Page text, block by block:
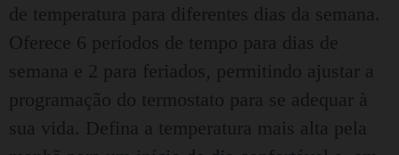
de temperatura para diferentes dias da semana.
Oferece 6 períodos de tempo para dias de
semana e 2 para feriados, permitindo ajustar a
programação do termostato para se adequar à
sua vida. Defina a temperatura mais alta pela